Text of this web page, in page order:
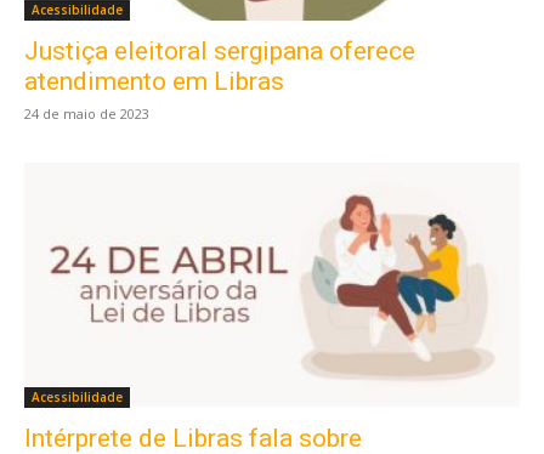
Acessibilidade
Justiça eleitoral sergipana oferece
atendimento em Libras
24 de maio de 2023
Acessibilidade
Intérprete de Libras fala sobre